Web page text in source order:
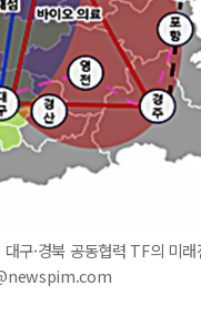
구·경북 공동협력 TF의 미